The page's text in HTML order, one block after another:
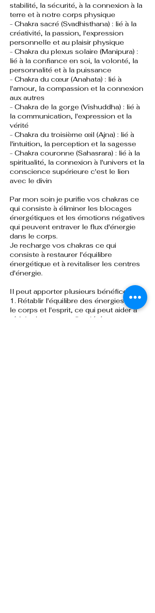
stabilité, la sécurité, à la connexion à la
terre et à notre corps physique
- Chakra sacré (Svadhisthana) : lié à la
créativité, la passion, l'expression
personnelle et au plaisir physique
- Chakra du plexus solaire (Manipura) :
lié à la confiance en soi, la volonté, la
personnalité et à la puissance
- Chakra du cœur (Anahata) : lié à
l'amour, la compassion et la connexion
aux autres
- Chakra de la gorge (Vishuddha) : lié à
la communication, l'expression et la
vérité
- Chakra du troisième œil (Ajna) : lié à
l'intuition, la perception et la sagesse
- Chakra couronne (Sahasrara) : lié à la
spiritualité, la connexion à l'univers et la
conscience supérieure c'est le lien
avec le divin
Par mon soin je purifie vos chakras ce
qui consiste à éliminer les blocages
énergétiques et les émotions négatives
qui peuvent entraver le flux d'énergie
dans le corps.
Je recharge vos chakras ce qui
consiste à restaurer l'équilibre
énergétique et à revitaliser les centres
d'énergie.
Il peut apporter plusieurs bénéfices :
1. Rétablir l'équilibre des énergies dans
le corps et l'esprit, ce qui peut aider à
réduire le stress et l'anxiété.